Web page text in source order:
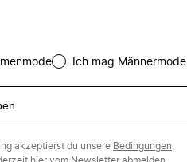
Ich mag Männermode
akzeptierst du unsere Bedingungen